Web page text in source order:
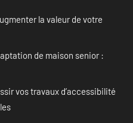
la valeur de votre
de maison senior :
vos travaux d’accessibilité